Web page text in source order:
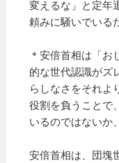
変えるな」と定年
頼みに騒いでいる
＊安倍首相は「お
的な世代認識がズ
らしなさをそれよ
役割を負うことで
いるのではないか
安倍首相は、団塊